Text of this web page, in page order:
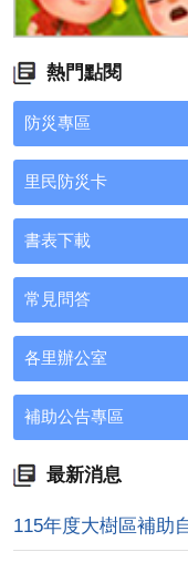
熱門點閱
防災專區
里民防災卡
書表下載
常見問答
各里辦公室
補助公告專區
最新消息
115年度大樹區補助